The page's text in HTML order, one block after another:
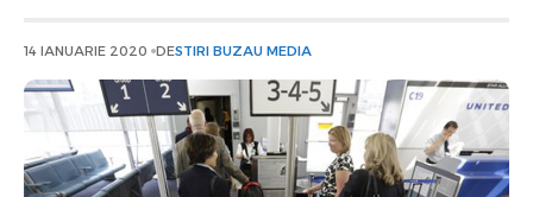
14 IANUARIE 2020 DESTIRI BUZAU MEDIA